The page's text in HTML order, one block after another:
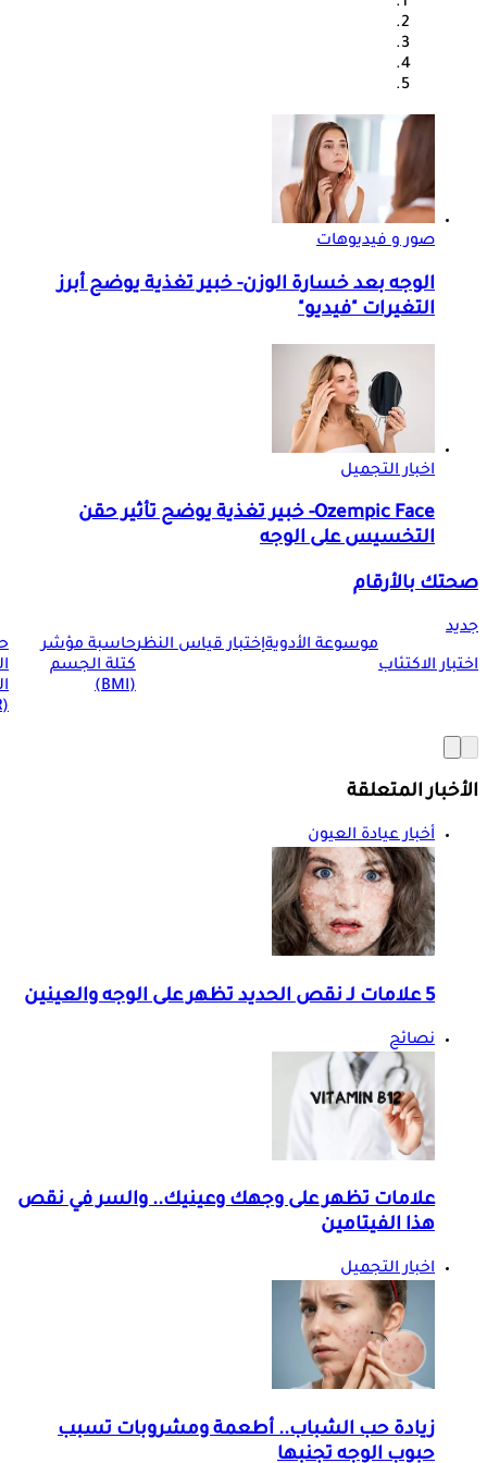
صور و فيديوهات
الوجه بعد خسارة الوزن- خبير تغذية يوضح أبرز
التغيرات "فيديو"
اخبار التجميل
Ozempic Face- خبير تغذية يوضح تأثير حقن
التخسيس على الوجه
صحتك بالأرقام
جديد
اختبار الاكتئاب
موسوعة الأدويةإختبار قياس النظرحاسبة مؤشر
كتلة الجسم
(BMI)
(BMR)
الأخبار المتعلقة
أخبار عيادة العيون
5 علامات لـ نقص الحديد تظهر على الوجه والعينين
نصائح
علامات تظهر على وجهك وعينيك.. والسر في نقص
هذا الفيتامين
اخبار التجميل
زيادة حب الشباب.. أطعمة ومشروبات تسبب
حبوب الوجه تجنبها